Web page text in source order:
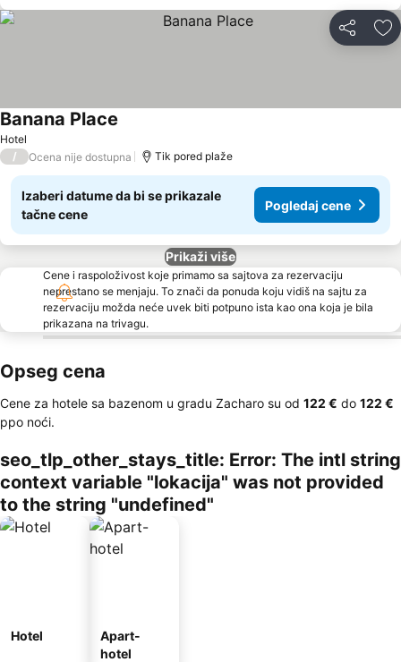
Deli
Hotel
Banana Place
/ Ocena nije dostupna Tik pored plaže
Izaberi datume da bi se prikazale
tačne cene
Pogledaj cene
Prikaži više
Cene i raspoloživost koje primamo sa sajtova za rezervaciju
neprestano se menjaju. To znači da ponuda koju vidiš na sajtu za
rezervaciju možda neće uvek biti potpuno ista kao ona koja je bila
prikazana na trivagu.
Opseg cena
Cene za hotele sa bazenom u gradu Zacharo su od ‎122 € do ‎122 €
ppo noći.
seo_tlp_other_stays_title: Error: The intl string
context variable "lokacija" was not provided
to the string "undefined"
Hotel
Apart-
hotel